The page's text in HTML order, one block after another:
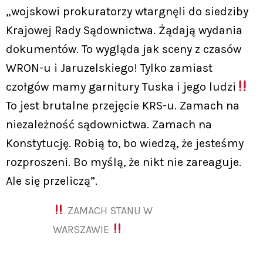
„wojskowi prokuratorzy wtargnęli do siedziby
Krajowej Rady Sądownictwa. Żądają wydania
dokumentów. To wygląda jak sceny z czasów
WRON-u i Jaruzelskiego! Tylko zamiast
czołgów mamy garnitury Tuska i jego ludzi
To jest brutalne przejęcie KRS-u. Zamach na
niezależność sądownictwa. Zamach na
Konstytucję. Robią to, bo wiedzą, że jesteśmy
rozproszeni. Bo myślą, że nikt nie zareaguje.
Ale się przeliczą”.
ZAMACH STANU W
WARSZAWIE